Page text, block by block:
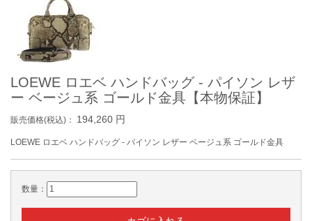
LOEWE ロエベ ハンドバッグ - パイソン レザ
ー ベージュ系 ゴールド金具【本物保証】
販売価格(税込)： 194,260 円
LOEWE ロエベ ハンドバッグ - パイソン レザー ベージュ系 ゴールド金具
数量：